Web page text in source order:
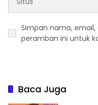
Simpan nama,
peramban ini untuk
Baca Juga